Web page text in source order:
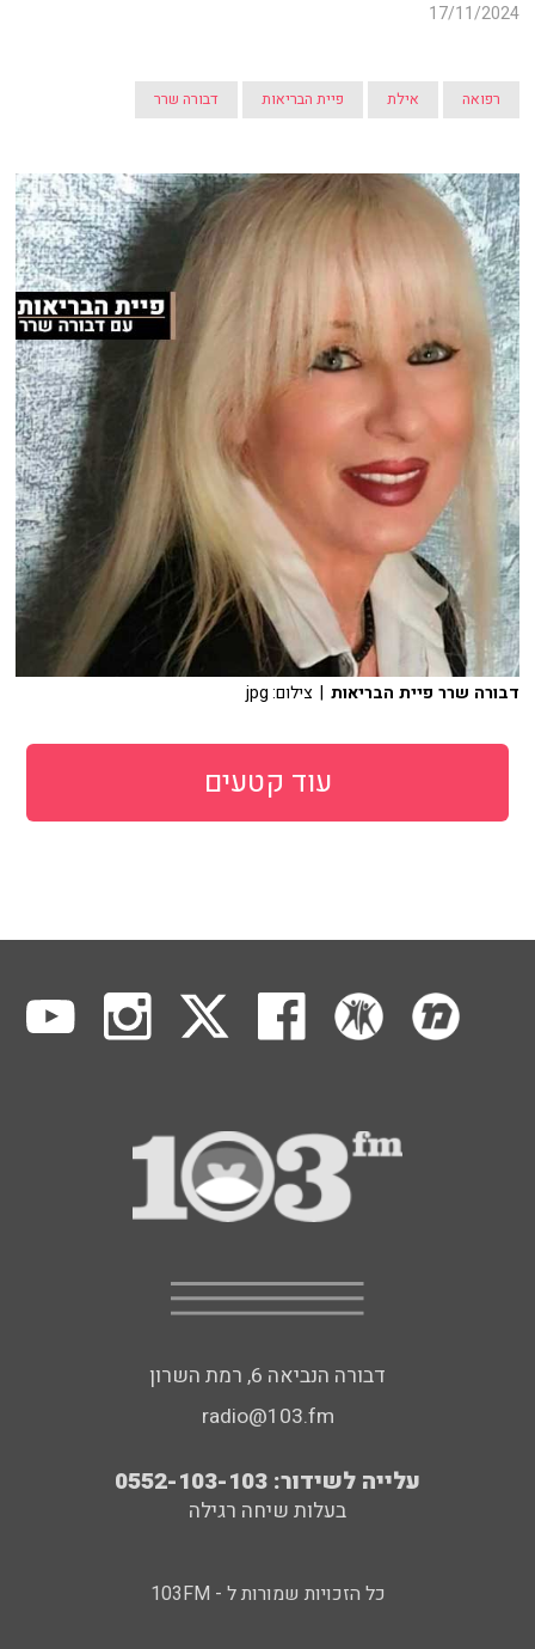
17/11/2024
רפואה אילת פיית הבריאות דבורה שרר
דבורה שרר פיית הבריאות | צילום: jpg
עוד קטעים
דבורה הנביאה 6, רמת השרון
radio@103.fm
עלייה לשידור: 0552-103-103
בעלות שיחה רגילה
כל הזכויות שמורות ל - 103FM